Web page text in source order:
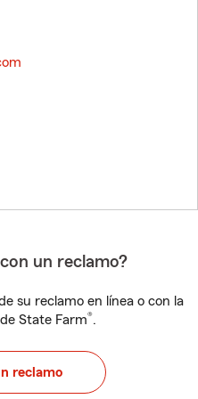
un reclamo?
su reclamo en línea o con la
State Farm®.
reclamo